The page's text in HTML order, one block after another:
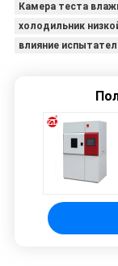
Камера теста
холодильник
влияние